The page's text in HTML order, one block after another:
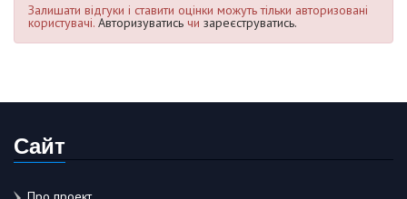
Залишати відгуки і ставити оцінки можуть тільки авторизовані
користувачі. Авторизуватись чи зареєструватись.
Сайт